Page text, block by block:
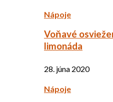
Nápoje
Voňavé
limonáda
28. júna 2020
Nápoje